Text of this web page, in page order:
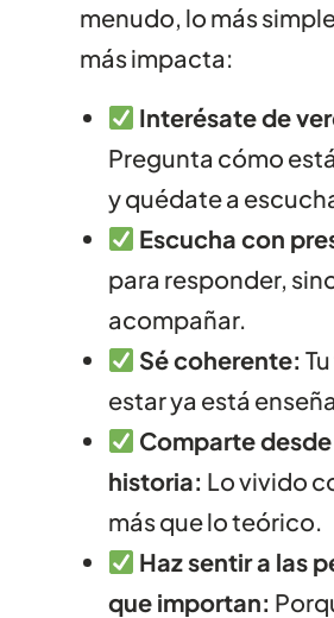
menudo, lo más
más impacta:
Interésate de
Pregunta cómo
y quédate a
Escucha con
para responder,
acompañar.
Sé coherente:
estar ya está
Comparte
historia: Lo vivido
más que lo teórico.
Haz sentir a las
que importan: